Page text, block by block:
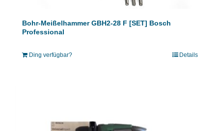
Bohr-Meißelhammer GBH2-28 F [SET] Bosch
Professional
Ding verfügbar? Details